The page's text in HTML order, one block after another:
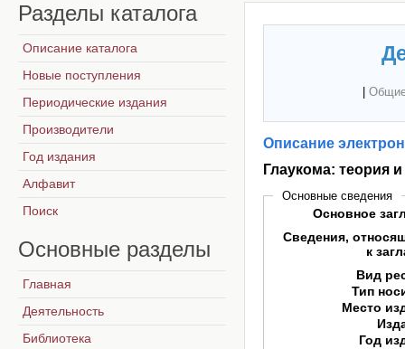
Описание
Глаукома: теория
Основные сведения
Основное
Сведения,
к
Вид
Тип
Место
Год
Разделы каталога
Описание каталога
Новые поступления
Периодические издания
Производители
Год издания
Алфавит
Поиск
Основные разделы
Главная
Деятельность
Библиотека